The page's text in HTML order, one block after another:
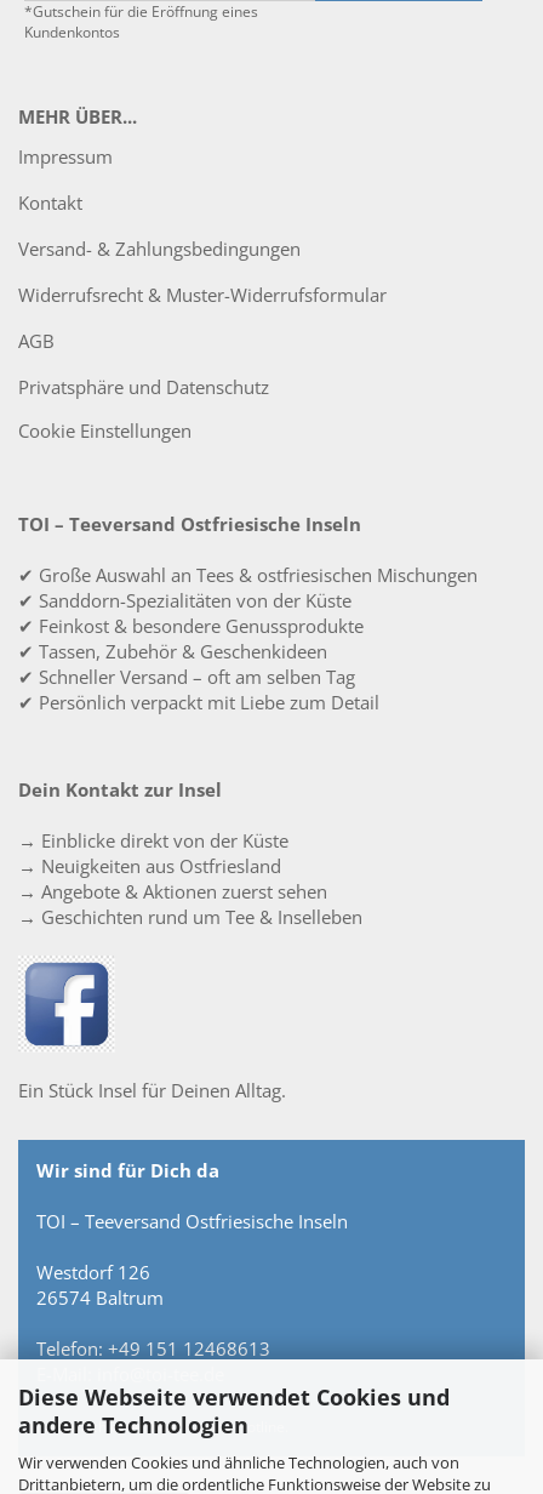
Diese Webseite verwendet Cookies und
andere Technologien
Wir verwenden Cookies und ähnliche Technologien, auch von
Drittanbietern, um die ordentliche Funktionsweise der Website zu
*Gutschein für die Eröffnung eines
Kundenkontos
MEHR ÜBER...
Impressum
Kontakt
Versand- & Zahlungsbedingungen
Widerrufsrecht & Muster-Widerrufsformular
AGB
Privatsphäre und Datenschutz
Cookie Einstellungen
TOI – Teeversand Ostfriesische Inseln
✔ Große Auswahl an Tees & ostfriesischen Mischungen
✔ Sanddorn-Spezialitäten von der Küste
✔ Feinkost & besondere Genussprodukte
✔ Tassen, Zubehör & Geschenkideen
✔ Schneller Versand – oft am selben Tag
✔ Persönlich verpackt mit Liebe zum Detail
Dein Kontakt zur Insel
→ Einblicke direkt von der Küste
→ Neuigkeiten aus Ostfriesland
→ Angebote & Aktionen zuerst sehen
→ Geschichten rund um Tee & Inselleben
Ein Stück Insel für Deinen Alltag.
Wir sind für Dich da
TOI – Teeversand Ostfriesische Inseln
Westdorf 126
26574 Baltrum
Telefon: +49 151 12468613
Persönlich erreichbar – keine Hotline.